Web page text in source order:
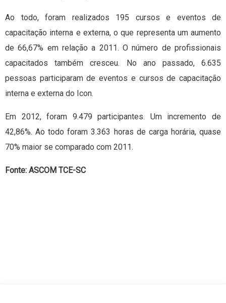
Ao todo, foram realizados 195 cursos e eventos de
capacitação interna e externa, o que representa um aumento
de 66,67% em relação a 2011. O número de profissionais
capacitados também cresceu. No ano passado, 6.635
pessoas participaram de eventos e cursos de capacitação
interna e externa do Icon.
Em 2012, foram 9.479 participantes. Um incremento de
42,86%. Ao todo foram 3.363 horas de carga horária, quase
70% maior se comparado com 2011.
Fonte: ASCOM TCE-SC